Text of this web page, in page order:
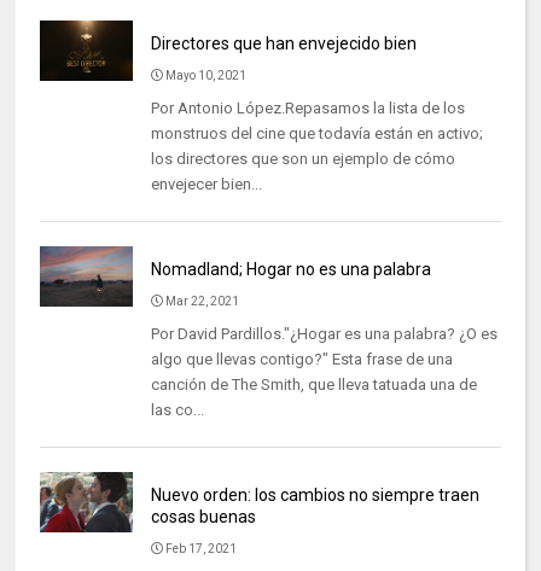
Directores que han envejecido bien
Mayo 10, 2021
Por Antonio López.Repasamos la lista de los
monstruos del cine que todavía están en activo;
los directores que son un ejemplo de cómo
envejecer bien...
Nomadland; Hogar no es una palabra
Mar 22, 2021
Por David Pardillos."¿Hogar es una palabra? ¿O es
algo que llevas contigo?" Esta frase de una
canción de The Smith, que lleva tatuada una de
las co...
Nuevo orden: los cambios no siempre traen
cosas buenas
Feb 17, 2021